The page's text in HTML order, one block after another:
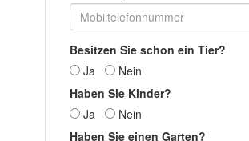
Besitzen Sie schon ein Tier?
Ja
Nein
Haben Sie Kinder?
Ja
Nein
Haben Sie einen Garten?